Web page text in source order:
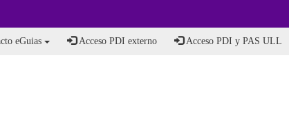
eGuias Acceso PDI externo Acceso PDI y PAS ULL